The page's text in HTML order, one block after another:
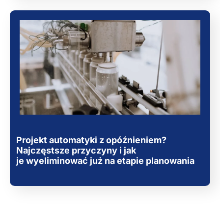
Projekt automatyki z opóźnieniem?
Najczęstsze przyczyny i jak
je wyeliminować już na etapie planowania